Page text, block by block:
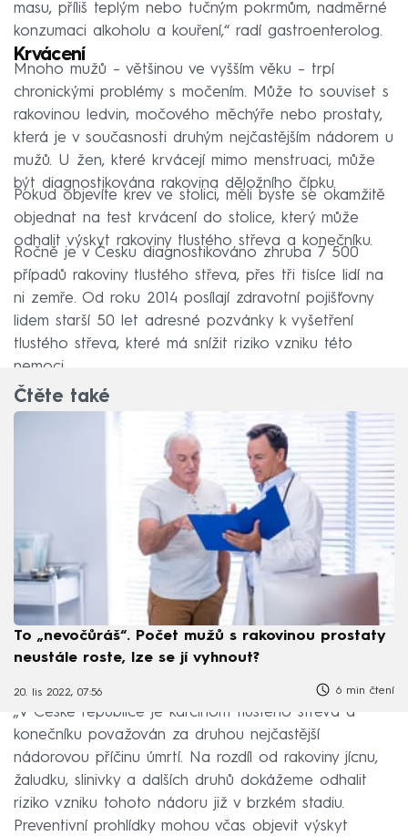
masu, příliš teplým nebo tučným pokrmům, nadměrné
konzumaci alkoholu a kouření,“ radí gastroenterolog.
Krvácení
Mnoho mužů –⁠ většinou ve vyšším věku –⁠ trpí
chronickými problémy s močením. Může to souviset s
rakovinou ledvin, močového měchýře nebo prostaty,
která je v současnosti druhým nejčastějším nádorem u
mužů. U žen, které krvácejí mimo menstruaci, může
být diagnostikována rakovina děložního čípku.
Pokud objevíte krev ve stolici, měli byste se okamžitě
objednat na test krvácení do stolice, který může
odhalit výskyt rakoviny tlustého střeva a konečníku.
Ročně je v Česku diagnostikováno zhruba 7 500
případů rakoviny tlustého střeva, přes tři tisíce lidí na
ni zemře. Od roku 2014 posílají zdravotní pojišťovny
lidem starší 50 let adresné pozvánky k vyšetření
tlustého střeva, které má snížit riziko vzniku této
nemoci.
Čtěte také
To „nevočůráš“. Počet mužů s rakovinou prostaty
neustále roste, lze se jí vyhnout?
20. lis 2022, 07:56 6 min čtení
„V České republice je karcinom tlustého střeva a
konečníku považován za druhou nejčastější
nádorovou příčinu úmrtí. Na rozdíl od rakoviny jícnu,
žaludku, slinivky a dalších druhů dokážeme odhalit
riziko vzniku tohoto nádoru již v brzkém stadiu.
Preventivní prohlídky mohou včas objevit výskyt